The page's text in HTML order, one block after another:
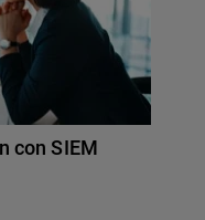
con SIEM